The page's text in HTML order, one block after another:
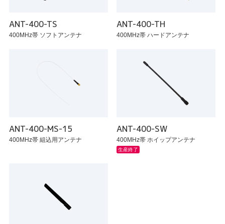
ANT-400-TS
400MHz帯 ソフトアンテナ
ANT-400-TH
400MHz帯 ハードアンテナ
ANT-400-MS-15
400MHz帯 組込用アンテナ
ANT-400-SW
400MHz帯 ホイップアンテナ
生産終了